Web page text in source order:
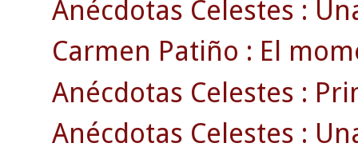
Anécdotas Celestes :
Carmen Patiño : El
Anécdotas Celestes :
Anécdotas Celestes :